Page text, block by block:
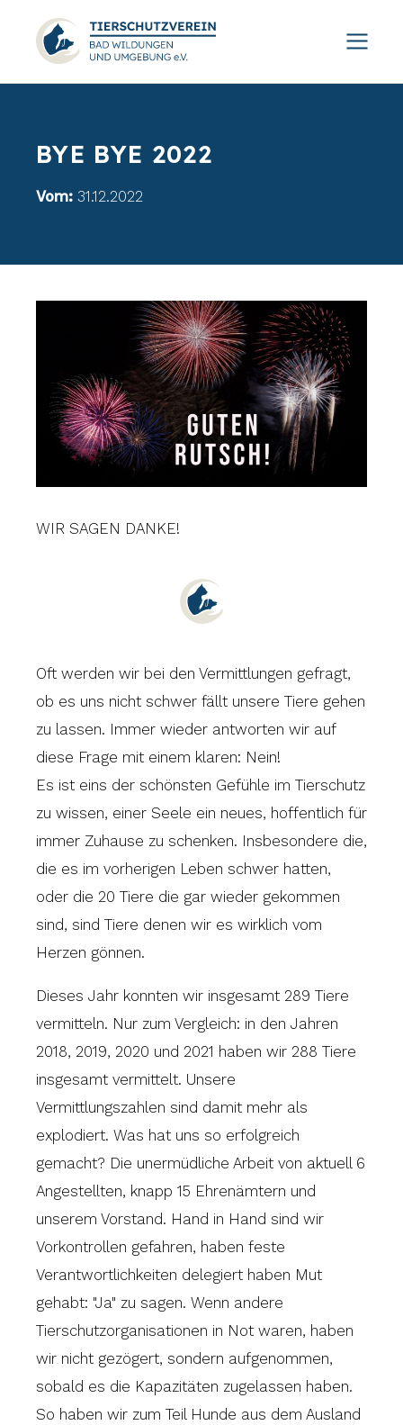
BYE BYE 2022
Vom: 31.12.2022
WIR SAGEN DANKE!
Oft werden wir bei den Vermittlungen gefragt,
ob es uns nicht schwer fällt unsere Tiere gehen
zu lassen. Immer wieder antworten wir auf
diese Frage mit einem klaren: Nein!
Es ist eins der schönsten Gefühle im Tierschutz
zu wissen, einer Seele ein neues, hoffentlich für
immer Zuhause zu schenken. Insbesondere die,
die es im vorherigen Leben schwer hatten,
oder die 20 Tiere die gar wieder gekommen
sind, sind Tiere denen wir es wirklich vom
Herzen gönnen.
Dieses Jahr konnten wir insgesamt 289 Tiere
vermitteln. Nur zum Vergleich: in den Jahren
2018, 2019, 2020 und 2021 haben wir 288 Tiere
insgesamt vermittelt. Unsere
Vermittlungszahlen sind damit mehr als
explodiert. Was hat uns so erfolgreich
gemacht? Die unermüdliche Arbeit von aktuell 6
Angestellten, knapp 15 Ehrenämtern und
unserem Vorstand. Hand in Hand sind wir
Vorkontrollen gefahren, haben feste
Verantwortlichkeiten delegiert haben Mut
gehabt: "Ja" zu sagen. Wenn andere
Tierschutzorganisationen in Not waren, haben
wir nicht gezögert, sondern aufgenommen,
sobald es die Kapazitäten zugelassen haben.
So haben wir zum Teil Hunde aus dem Ausland